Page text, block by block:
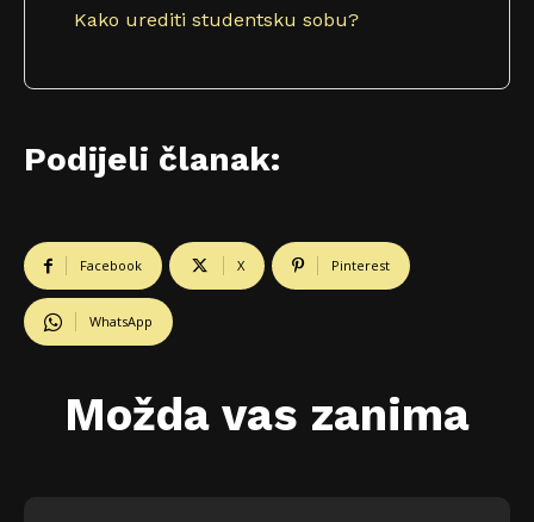
Kako urediti studentsku sobu?
Podijeli članak:
Facebook X Pinterest
WhatsApp
Možda vas zanima